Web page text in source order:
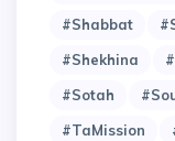
#Shabbat
#Shekhina
#Sotah
#TaMission